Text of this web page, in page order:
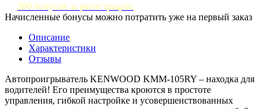
300 бонусов за регистрацию
Начисленные бонусы можно потратить уже на первый заказ
Описание
Характеристики
Отзывы
Автопроигрыватель KENWOOD KMM-105RY – находка для
водителей! Его преимущества кроются в простоте
управления, гибкой настройке и усовершенствованных